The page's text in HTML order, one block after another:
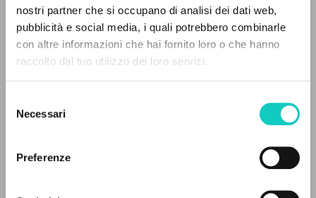
nostri partner che si occupano di analisi dei dati web,
pubblicità e social media, i quali potrebbero combinarle
con altre informazioni che hai fornito loro o che hanno
raccolto dal tuo utilizzo dei loro servizi.
delNecessari
Preferenze
Belloni EmanuelaCuratore
Giussani LuigiAutore
Savorana Alberto Curatore
Italiano
RISULTATI SUCCESSIVI